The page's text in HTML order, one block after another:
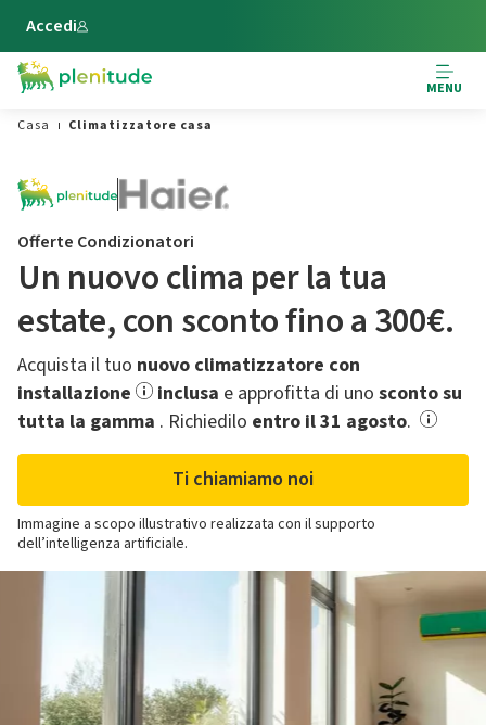
Vai al contenuto principale
Accedi
MENU
Casa
Climatizzatore casa
Offerte Condizionatori
Un nuovo clima per la tua
estate,​ con sconto fino a 300€.
Acquista il tuo nuovo climatizzatore con
installazione
inclusa e approfitta di uno sconto su
tutta la gamma .​ Richiedilo entro il 31 agosto.
Ti chiamiamo noi
Immagine a scopo illustrativo realizzata con il supporto
dell’intelligenza artificiale.